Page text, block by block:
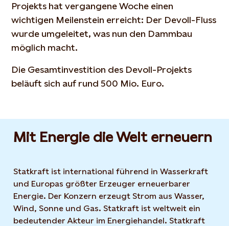
Projekts hat vergangene Woche einen
wichtigen Meilenstein erreicht: Der Devoll-Fluss
wurde umgeleitet, was nun den Dammbau
möglich macht.
Die Gesamtinvestition des Devoll-Projekts
beläuft sich auf rund 500 Mio. Euro.
Mit Energie die Welt erneuern
Statkraft ist international führend in Wasserkraft
und Europas größter Erzeuger erneuerbarer
Energie. Der Konzern erzeugt Strom aus Wasser,
Wind, Sonne und Gas. Statkraft ist weltweit ein
bedeutender Akteur im Energiehandel. Statkraft